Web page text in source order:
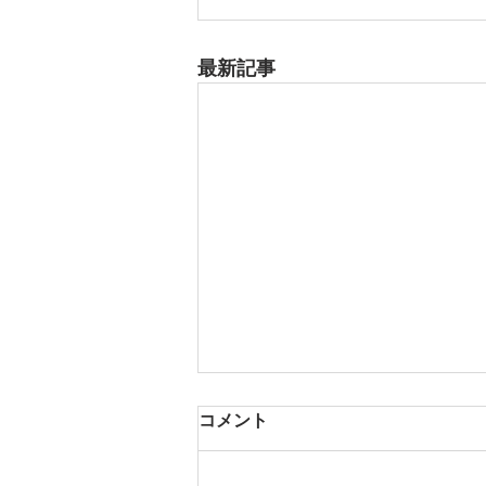
最新記事
8月17日 大府市
夏用ふとんレンタルご予約いただ
コメント